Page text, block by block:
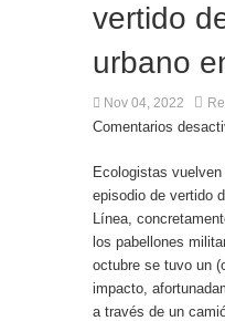
Estabilizado el
Honda y cercanías
Ministra británica
vertido
urbano
Nov 04, 2022
Comentarios
Ecologistas
episodio de vertido
Línea,
los pabellones
octubre se tuvo un
impacto,
a través de un